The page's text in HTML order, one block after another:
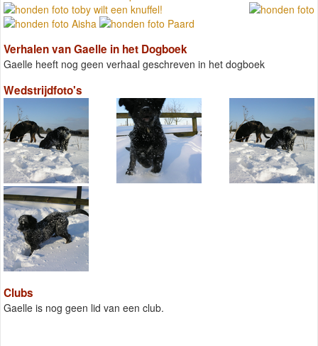
Verhalen van Gaelle in het Dogboek
Gaelle heeft nog geen verhaal geschreven in het dogboek
Wedstrijdfoto's
Clubs
Gaelle is nog geen lid van een club.